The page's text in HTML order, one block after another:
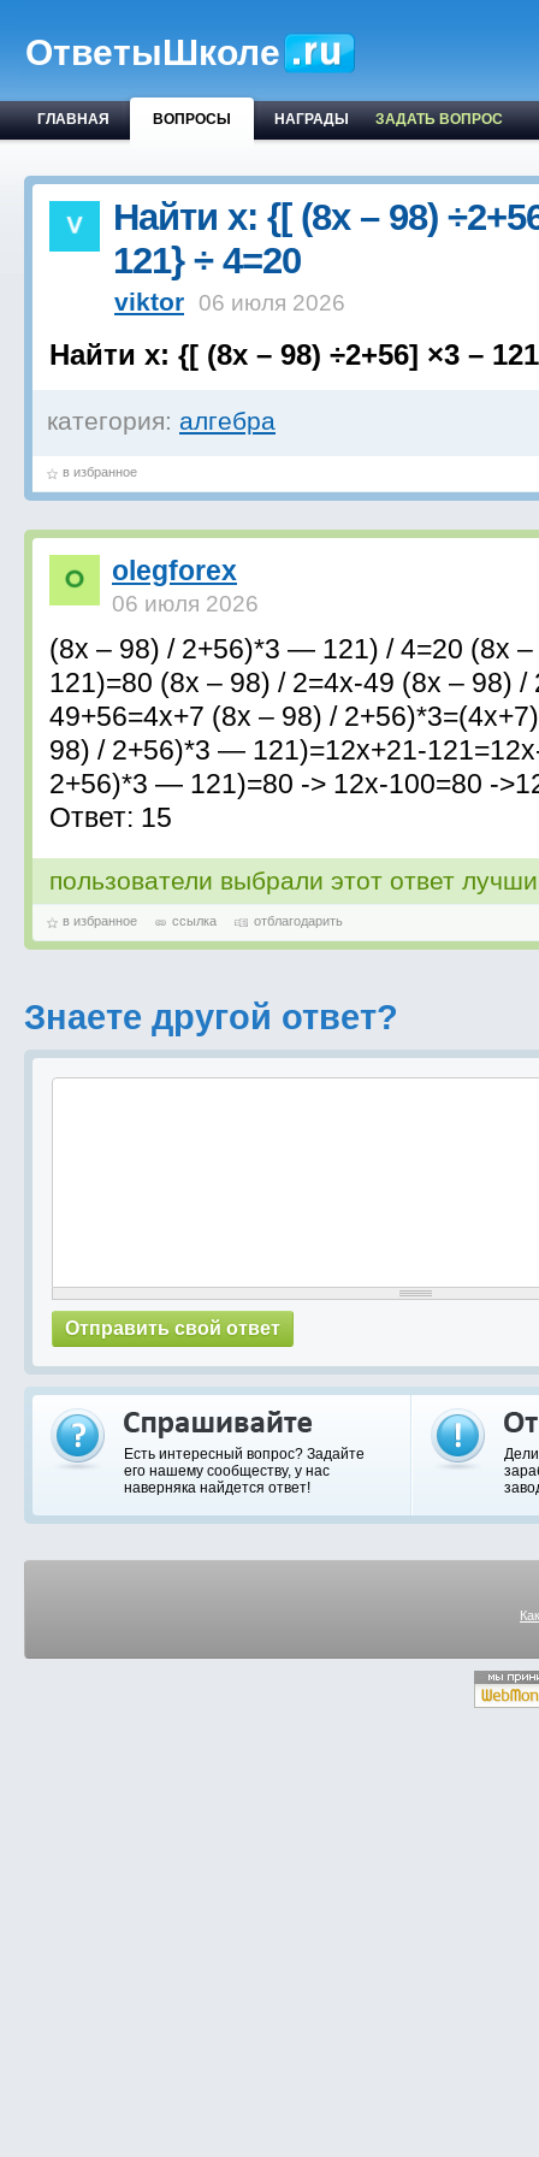
ОтветыШколе
ГЛАВНАЯ ВОПРОСЫ НАГРАДЫ ЗАДАТЬ ВОПРОС
Найти х: {[ (8x – 98)
121} ÷ 4=20
viktor 06 июля 2026
Найти х: {[ (8x – 98) ÷2+56] ×3 –
категория: алгебра
в избранное
olegforex
06 июля 2026
(8x – 98) / 2+56)*3 — 121) / 4=20 (8x
121)=80 (8x – 98) / 2=4x-49 (8x – 98) /
49+56=4x+7 (8x – 98) /
98) / 2+56)*3 — 121)=12x+21-
2+56)*3 — 121)=80 -> 12x-100=80 -
Ответ: 15
пользователи выбрали этот ответ
в избранное ссылка отблагодарить
Знаете другой ответ?
Есть интересный вопрос? Задайте
его нашему сообществу, у нас
наверняка найдется ответ!